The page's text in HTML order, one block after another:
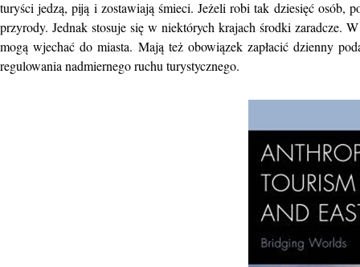
turyści jedzą, piją i zostawiają śmieci. Jeżeli robi tak dziesięć osób,
przyrody. Jednak stosuje się w niektórych krajach środki zaradcze.
mogą wjechać do miasta. Mają też obowiązek zapłacić dzienny
regulowania nadmiernego ruchu turystycznego.